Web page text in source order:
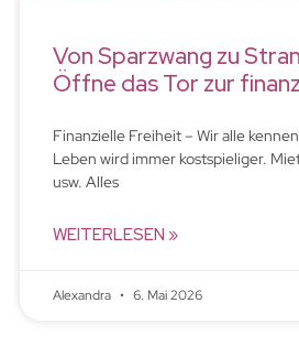
Von Sparzwang zu
Öffne das Tor zur
Finanzielle Freiheit – Wir alle
Leben wird immer kostspieliger.
usw. Alles
WEITERLESEN »
Alexandra 6. Mai 2026